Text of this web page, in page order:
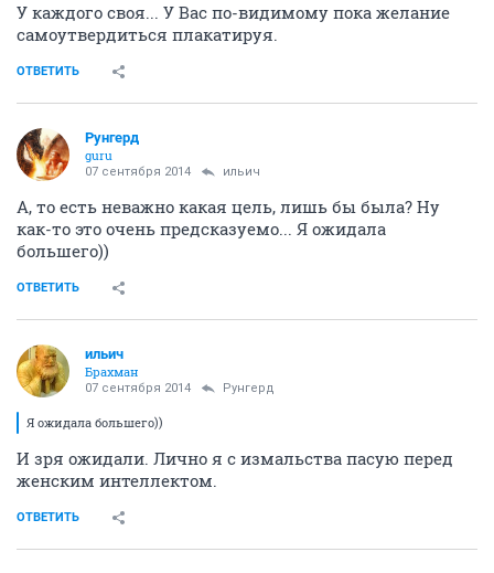
У каждого своя... У Вас по-видимому пока желание
самоутвердиться плакатируя.
ОТВЕТИТЬ
Рунгерд
guru
07 сентября 2014 ильич
А, то есть неважно какая цель, лишь бы была? Ну
как-то это очень предсказуемо... Я ожидала
большего))
ОТВЕТИТЬ
ильич
Брахман
07 сентября 2014 Рунгерд
Я ожидала большего))
И зря ожидали. Лично я с измальства пасую перед
женским интеллектом.
ОТВЕТИТЬ